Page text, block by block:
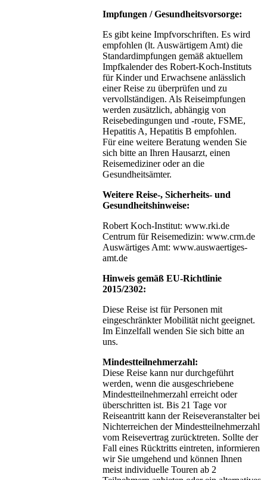
Impfungen / Gesundheitsvorsorge:
Es gibt keine Impfvorschriften. Es wird
empfohlen (lt. Auswärtigem Amt) die
Standardimpfungen gemäß aktuellem
Impfkalender des Robert-Koch-Instituts
für Kinder und Erwachsene anlässlich
einer Reise zu überprüfen und zu
vervollständigen. Als Reiseimpfungen
werden zusätzlich, abhängig von
Reisebedingungen und -route, FSME,
Hepatitis A, Hepatitis B empfohlen.
Für eine weitere Beratung wenden Sie
sich bitte an Ihren Hausarzt, einen
Reisemediziner oder an die
Gesundheitsämter.
Weitere Reise-, Sicherheits- und
Gesundheitshinweise:
Robert Koch-Institut: www.rki.de
Centrum für Reisemedizin: www.crm.de
Auswärtiges Amt: www.auswaertiges-
amt.de
Hinweis gemäß EU-Richtlinie
2015/2302:
Diese Reise ist für Personen mit
eingeschränkter Mobilität nicht geeignet.
Im Einzelfall wenden Sie sich bitte an
uns.
Mindestteilnehmerzahl:
Diese Reise kann nur durchgeführt
werden, wenn die ausgeschriebene
Mindestteilnehmerzahl erreicht oder
überschritten ist. Bis 21 Tage vor
Reiseantritt kann der Reiseveranstalter bei
Nichterreichen der Mindestteilnehmerzahl
vom Reisevertrag zurücktreten. Sollte der
Fall eines Rücktritts eintreten, informieren
wir Sie umgehend und können Ihnen
meist individuelle Touren ab 2